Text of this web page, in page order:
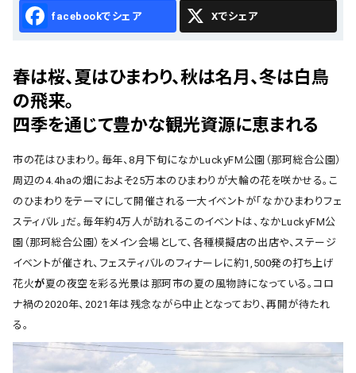
Facebook X
春は桜、夏はひまわり、秋は名月、冬は白鳥
の飛来。
四季を通じて豊かな観光資源に恵まれる
市の花はひまわり。毎年、8月下旬になかLuckyFM公園（那珂総合公園）
周辺の4.4haの畑におよそ25万本のひまわりが大輪の花を咲かせる。こ
のひまわりをテーマにして開催される一大イベントが「なかひまわりフェ
スティバル」だ。毎年約4万人が訪れるこのイベントは、なかLuckyFM公
園（那珂総合公園）をメイン会場として、各種模擬店の出店や、ステージ
イベントが催され、フェスティバルのフィナーレに約1,500発の打ち上げ
花火が夏の夜空を彩る光景は那珂市の夏の風物詩になっている。コロ
ナ禍の2020年、2021年は残念ながら中止となっており、再開が待たれ
る。